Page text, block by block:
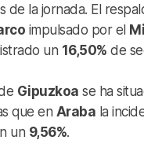
de la jornada. El
impulsado por el
un 16,50% de
Gipuzkoa se ha
que en Araba la
un 9,56%.